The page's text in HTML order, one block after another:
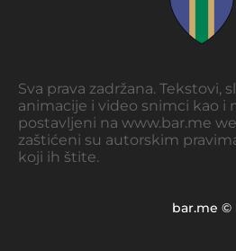
Sva prava zadržana. Tekstovi,
animacije i video snimci kao i
postavljeni na www.bar.me
zaštićeni su autorskim
koji ih štite.
bar.me ©